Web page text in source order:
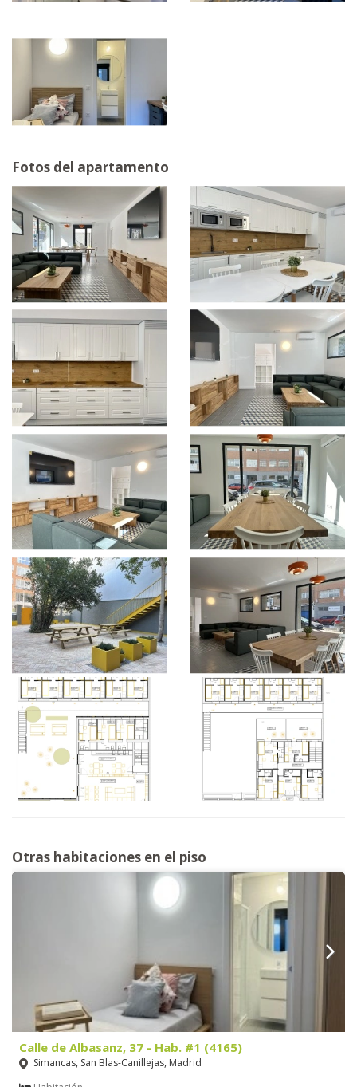
Fotos del apartamento
Otras habitaciones en el piso
Calle de Albasanz, 37 - Hab. #1 (4165)
Simancas, San Blas-Canillejas, Madrid